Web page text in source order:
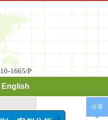
10-1665/P
English
分享